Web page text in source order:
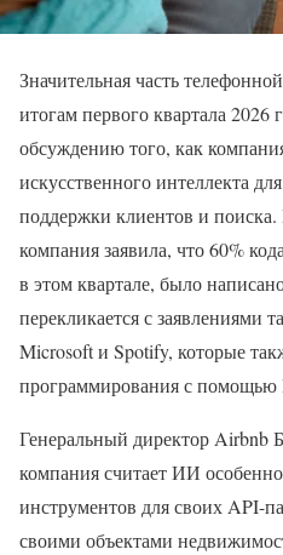
Значительная часть
итогам первого квартала 2026
обсуждению того, как
искусственного интеллекта
поддержки клиентов и
компания заявила, что 60%
в этом квартале, было
перекликается с заявлениями
Microsoft и Spotify, которые
программирования с
Генеральный директор Airbnb
компания считает ИИ
инструментов для своих API-
своими объектами